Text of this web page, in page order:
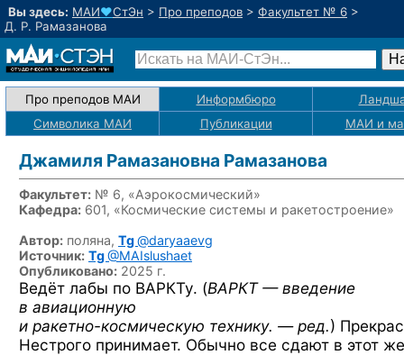
Вы здесь: МАИ♥СтЭн > Про преподов > Факультет № 6 >
Д. Р. Рамазанова
Про преподов МАИ Информбюро
Символика МАИ
Публикации МАИ и
Джамиля Рамазановна Рамазанова
Факультет: № 6, «Аэрокосмический»
Кафедра: 601, «Космические системы и ракетостроение»
Автор: поляна, Tg@daryaaevg
Источник: Tg@MAIslushaet
Опубликовано: 2025 г.
Ведёт лабы по ВАРКТу. (ВАРКТ — введение
в авиационную
и ракетно-космическую технику. — ред.)
Нестрого принимает. Обычно все сдают в этот